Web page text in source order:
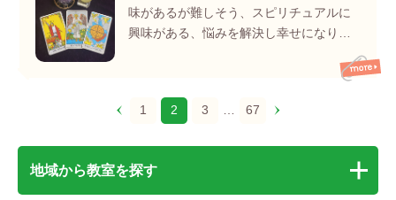
味があるが難しそう、スピリチュアルに
興味がある、悩みを解決し幸せになり…
1 2 3 … 67
地域から教室を探す